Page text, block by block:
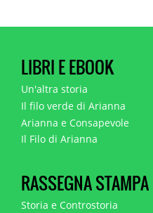
LIBRI E EBOOK
Un'altra storia
Il filo verde di Arianna
Arianna e Consapevole
Il Filo di Arianna
RASSEGNA STAMPA
Storia e Controstoria